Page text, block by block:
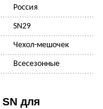
Россия
SN29
Чехол-мешочек
Всесезонные
для